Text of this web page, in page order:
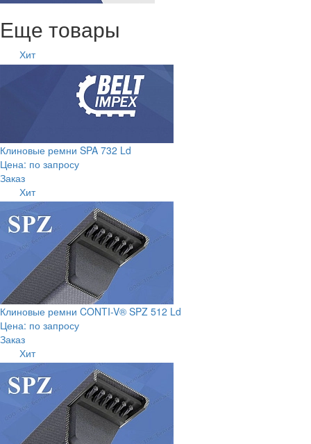
Еще товары
Хит
Клиновые ремни SPA 732 Ld
Цена: по запросу
Заказ
Хит
Клиновые ремни CONTI-V® SPZ 512 Ld
Цена: по запросу
Заказ
Хит